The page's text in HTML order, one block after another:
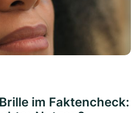
im Faktencheck: